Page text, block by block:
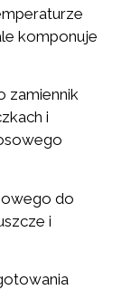
komponuje
zamiennik
i
do
i